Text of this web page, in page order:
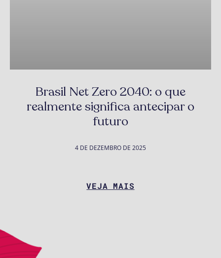
Brasil Net Zero 2040: o que
realmente significa antecipar o
futuro
4 DE DEZEMBRO DE 2025
VEJA MAIS